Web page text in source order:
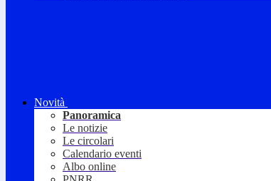
Novità
Panoramica
Le notizie
Le circolari
Calendario eventi
Albo online